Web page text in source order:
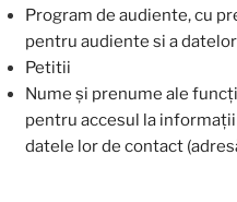
Program de audiente, cu
pentru audiente si a
Petitii
Nume şi prenume ale
pentru accesul la
datele lor de contact